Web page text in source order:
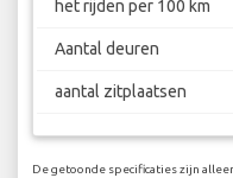
het rijden per 100 km
Aantal deuren
aantal zitplaatsen
De getoonde specificaties zijn